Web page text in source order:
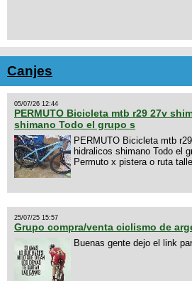
Canjes
05/07/26 12:44
PERMUTO Bicicleta mtb r29 27v
shimano Todo el grupo s
PERMUTO Bicicleta mtb
hidralicos shimano Todo el
Permuto x pistera o ruta
25/07/25 15:57
Grupo compra/venta ciclismo de
Buenas gente dejo el link